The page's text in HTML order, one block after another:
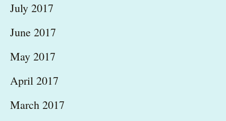
July 2017
June 2017
May 2017
April 2017
March 2017